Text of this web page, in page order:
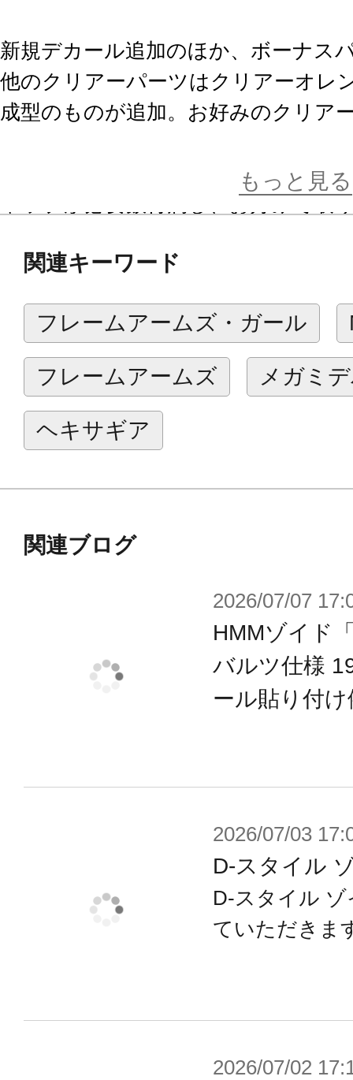
新規デカール追加のほか、ボーナス
他のクリアーパーツはクリアーオレ
成型のものが追加。お好みのクリア
さらにもう一点ボーナスパーツとし
インナップに加えてください！
【ギミック】
・コックピットを開閉して一般兵パ
させることができます。
・胴体に内蔵されたゾイドコア部分
・脚部の可動に加えHMMオリジナ
回が可能です。
・コックピット他のクリアーパーツ
え、無色クリアー成型のものが追加
で塗装することが可能です。
・各種エンブレムやコーションマー
※画像は試作品です。実際の商品と
ます。また撮影用に塗装されており
もっと見る
関連キーワード
フレームアームズ・ガール
フレームアームズ メガミ
ヘキサギア
関連ブログ
2026/07/07
HMMゾイド
バルツ仕様
ール貼り付
2026/07/03
D-スタイル
D-スタイル
ていただきま
2026/07/02